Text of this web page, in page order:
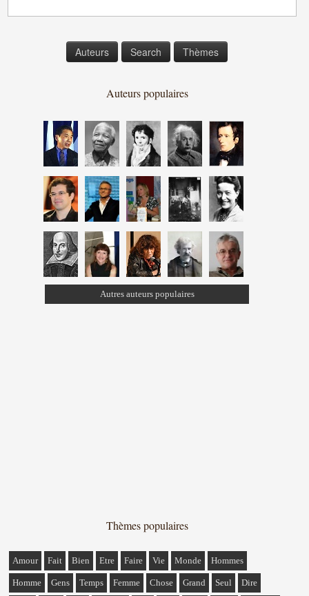
Auteurs Search Thèmes
Auteurs populaires
Autres auteurs populaires
Thèmes populaires
Amour Fait Bien Etre Faire Vie Monde Hommes
Homme Gens Temps Femme Chose Grand Seul Dire